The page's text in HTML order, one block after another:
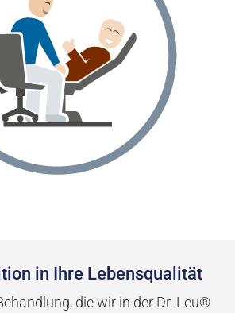
in Ihre Lebensqualität
die wir in der Dr. Leu®